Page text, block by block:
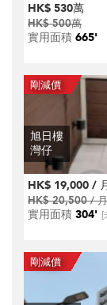
HK$ 530萬
HK$ 500萬
實用面積 665'
旭日樓
灣仔
HK$ 19,000 /
HK$ 20,500 / 月
實用面積 304' [